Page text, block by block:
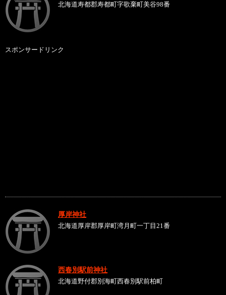
北海道寿都郡寿都町字歌棄町美谷98番
スポンサードリンク
厚岸神社
北海道厚岸郡厚岸町湾月町一丁目21番
西春別駅前神社
北海道野付郡別海町西春別駅前柏町